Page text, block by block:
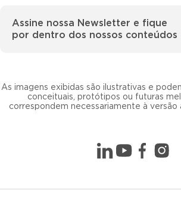
As imagens exibidas são ilustrativas e
conceituais, protótipos ou futuras
correspondem necessariamente à versão
Assine nossa Newsletter e fique
por dentro dos nossos conteúdos